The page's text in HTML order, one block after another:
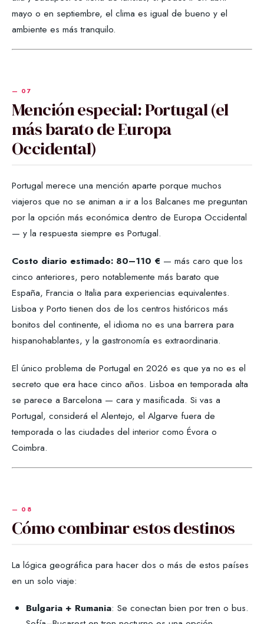
mayo o en septiembre, el clima es igual de bueno y el
ambiente es más tranquilo.
Mención especial: Portugal (el
más barato de Europa
Occidental)
Portugal merece una mención aparte porque muchos
viajeros que no se animan a ir a los Balcanes me preguntan
por la opción más económica dentro de Europa Occidental
— y la respuesta siempre es Portugal.
Costo diario estimado: 80–110 € — más caro que los
cinco anteriores, pero notablemente más barato que
España, Francia o Italia para experiencias equivalentes.
Lisboa y Porto tienen dos de los centros históricos más
bonitos del continente, el idioma no es una barrera para
hispanohablantes, y la gastronomía es extraordinaria.
El único problema de Portugal en 2026 es que ya no es el
secreto que era hace cinco años. Lisboa en temporada alta
se parece a Barcelona — cara y masificada. Si vas a
Portugal, considerá el Alentejo, el Algarve fuera de
temporada o las ciudades del interior como Évora o
Coimbra.
Cómo combinar estos destinos
La lógica geográfica para hacer dos o más de estos países
en un solo viaje:
Bulgaria + Rumania: Se conectan bien por tren o bus.